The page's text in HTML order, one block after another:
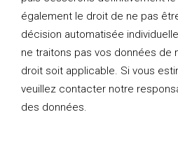
également le droit de ne pas
décision automatisée
ne traitons pas vos données de
droit soit applicable. Si vous
veuillez contacter notre
des données.